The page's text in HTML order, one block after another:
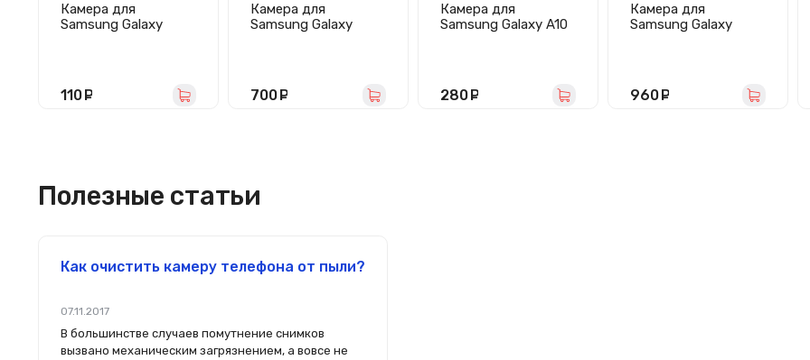
Камера для
Samsung Galaxy
110
Камера для
Samsung Galaxy
700
Камера для
Samsung Galaxy A10
280
Камера для
Samsung Galaxy
960
Полезные статьи
Как очистить камеру телефона от пыли?
07.11.2017
В большинстве случаев помутнение снимков
вызвано механическим загрязнением, а вовсе не